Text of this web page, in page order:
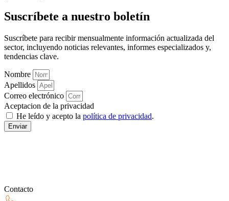
Suscríbete a nuestro boletín
Suscríbete para recibir mensualmente información actualizada del
sector, incluyendo noticias relevantes, informes especializados y,
tendencias clave.
Nombre
Apellidos
Correo electrónico
Aceptacion de la privacidad
He leído y acepto la política de privacidad.
Enviar
Contacto